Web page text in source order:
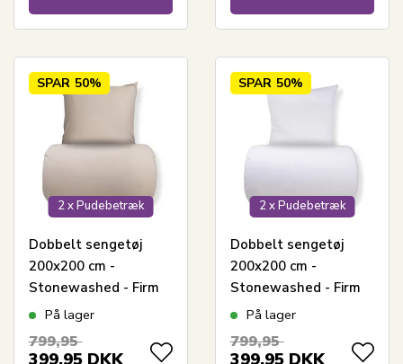
2 x Pudebetræk
SPAR 50%
Dobbelt sengetøj
200x200 cm -
Stonewashed - Firm
sandPå lager
799,95
2 x Pudebetræk
SPAR 50%
Dobbelt sengetøj
200x200 cm -
Stonewashed - Firm
white
På lager
799,95